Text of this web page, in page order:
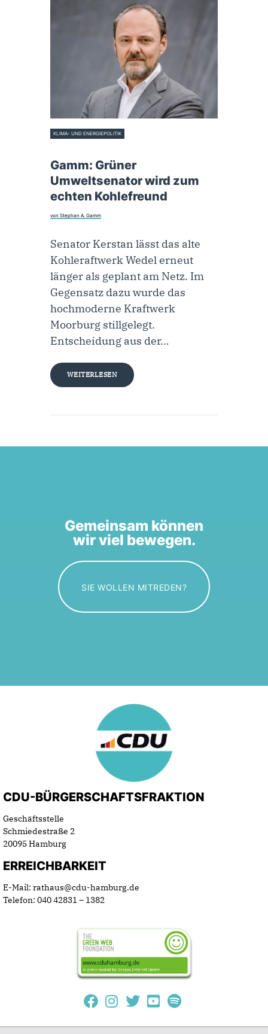
KLIMA- UND ENERGIEPOLITIK
Gamm: Grüner
Umweltsenator wird zum
echten Kohlefreund
von Stephan A. Gamm
Senator Kerstan lässt das alte
Kohleraftwerk Wedel erneut
länger als geplant am Netz. Im
Gegensatz dazu wurde das
hochmoderne Kraftwerk
Moorburg stillgelegt.
Entscheidung aus der…
WEITERLESEN
Gemeinsam können
wir viel bewegen.
SIE WOLLEN MITREDEN?
CDU-BÜRGERSCHAFTSFRAKTION
Geschäftsstelle
Schmiedestraße 2
20095 Hamburg
ERREICHBARKEIT
E-Mail: rathaus@cdu-hamburg.de
Telefon: 040 42831 – 1382